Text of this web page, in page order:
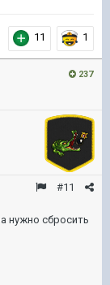
11 1
237
#11
нужно сбросить